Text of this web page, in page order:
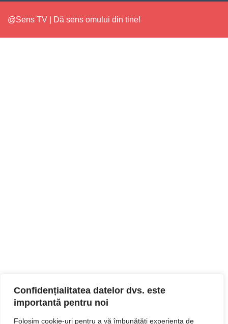
Confidențialitatea datelor dvs. este
importantă pentru noi
Folosim cookie-uri pentru a vă îmbunătăți experiența de
@Sens TV | Dă sens omului din tine!